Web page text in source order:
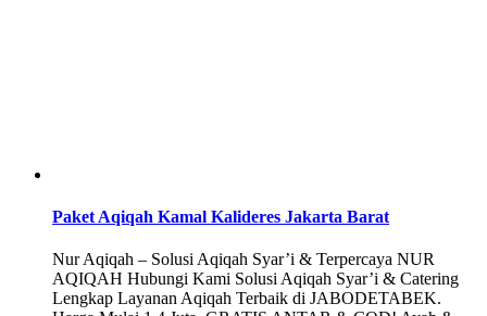
Paket Aqiqah Kamal Kalideres Jakarta Barat
Nur Aqiqah – Solusi Aqiqah Syar’i & Terpercaya NUR
AQIQAH Hubungi Kami Solusi Aqiqah Syar’i & Catering
Lengkap Layanan Aqiqah Terbaik di JABODETABEK.